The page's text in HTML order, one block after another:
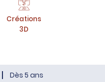
Créations
3D
Dès 5 ans